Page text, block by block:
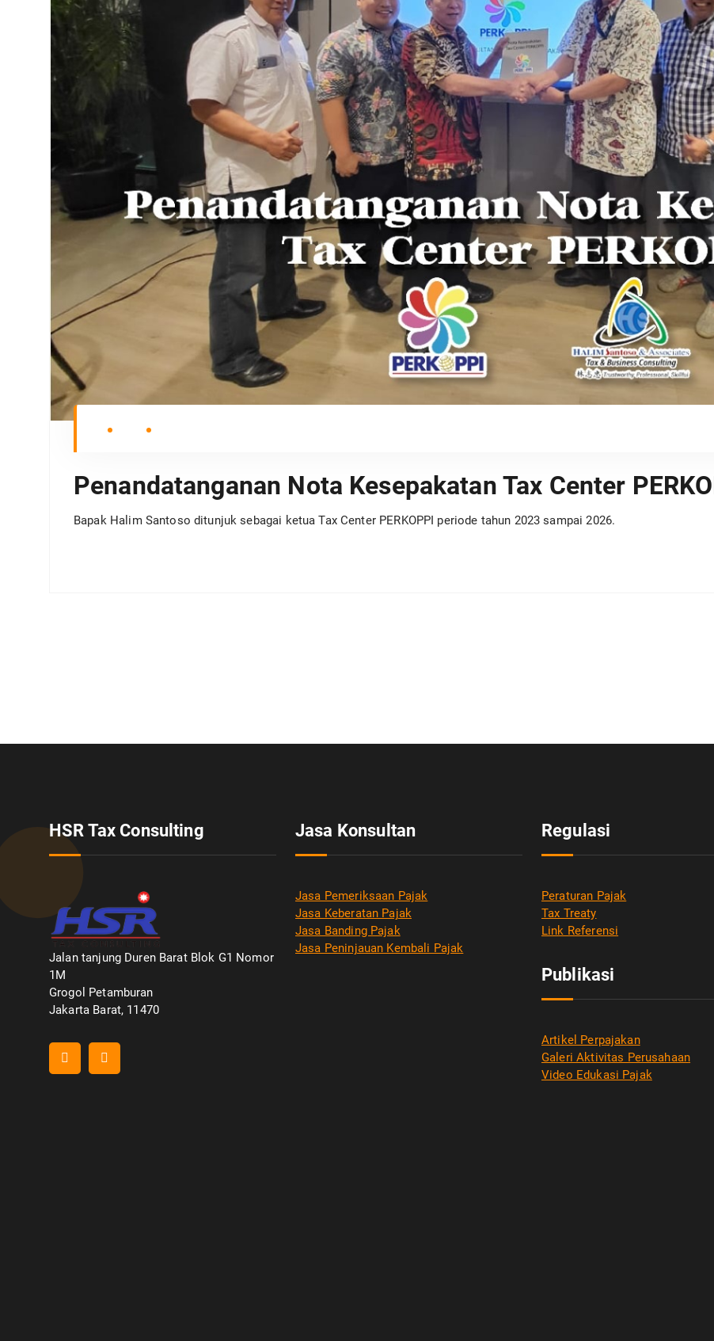
Penandatanganan Nota Kesepakatan Tax Center
Bapak Halim Santoso ditunjuk sebagai ketua Tax Center PERKOPPI periode tahun 2023 sampai 2026.
HSR Tax Consulting
Jalan tanjung Duren Barat Blok G1 Nomor
1M
Grogol Petamburan
Jakarta Barat, 11470
Jasa Konsultan
Jasa Pemeriksaan Pajak
Jasa Keberatan Pajak
Jasa Banding Pajak
Jasa Peninjauan Kembali Pajak
Regulasi
Peraturan Pajak
Tax Treaty
Link Referensi
Publikasi
Artikel Perpajakan
Galeri Aktivitas Perusahaan
Video Edukasi Pajak